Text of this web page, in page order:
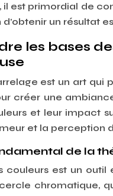
il est primordial de
un résultat
les bases
est un art qui
créer une
et leur impact
et la perception
de la
couleurs est un outil
chromatique,